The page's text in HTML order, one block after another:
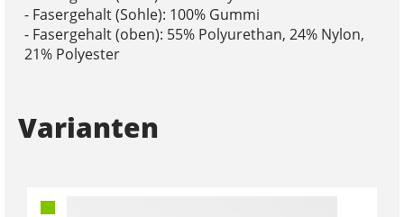
- Fasergehalt (Sohle): 100% Gummi
- Fasergehalt (oben): 55% Polyurethan, 24% Nylon,
21% Polyester
Varianten